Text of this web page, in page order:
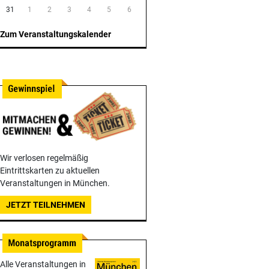
31 1 2 3 4 5 6
Zum Veranstaltungskalender
Wir verlosen regelmäßig
Eintrittskarten zu aktuellen
Veranstaltungen in München.
JETZT TEILNEHMEN
Alle Veranstaltungen in